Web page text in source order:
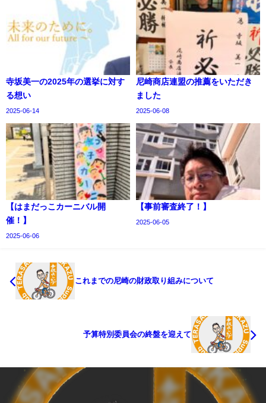
寺坂美一の2025年の選挙に対す
る想い
2025-06-14
尼崎商店連盟の推薦をいただき
ました
2025-06-08
【はまだっこカーニバル開
催！】
2025-06-06
【事前審査終了！】
2025-06-05
これまでの尼崎の財政取り組みについて
予算特別委員会の終盤を迎えて